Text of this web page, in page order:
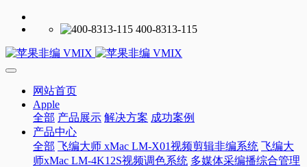
400-8313-115
网站首页
Apple
全部 产品展示 解决方案 成功案例
产品中心
全部 飞编大师 xMac LM-X01视频剪辑非编系统 飞编大
师xMac LM-4K12S视频调色系统 多媒体采编播综合管理